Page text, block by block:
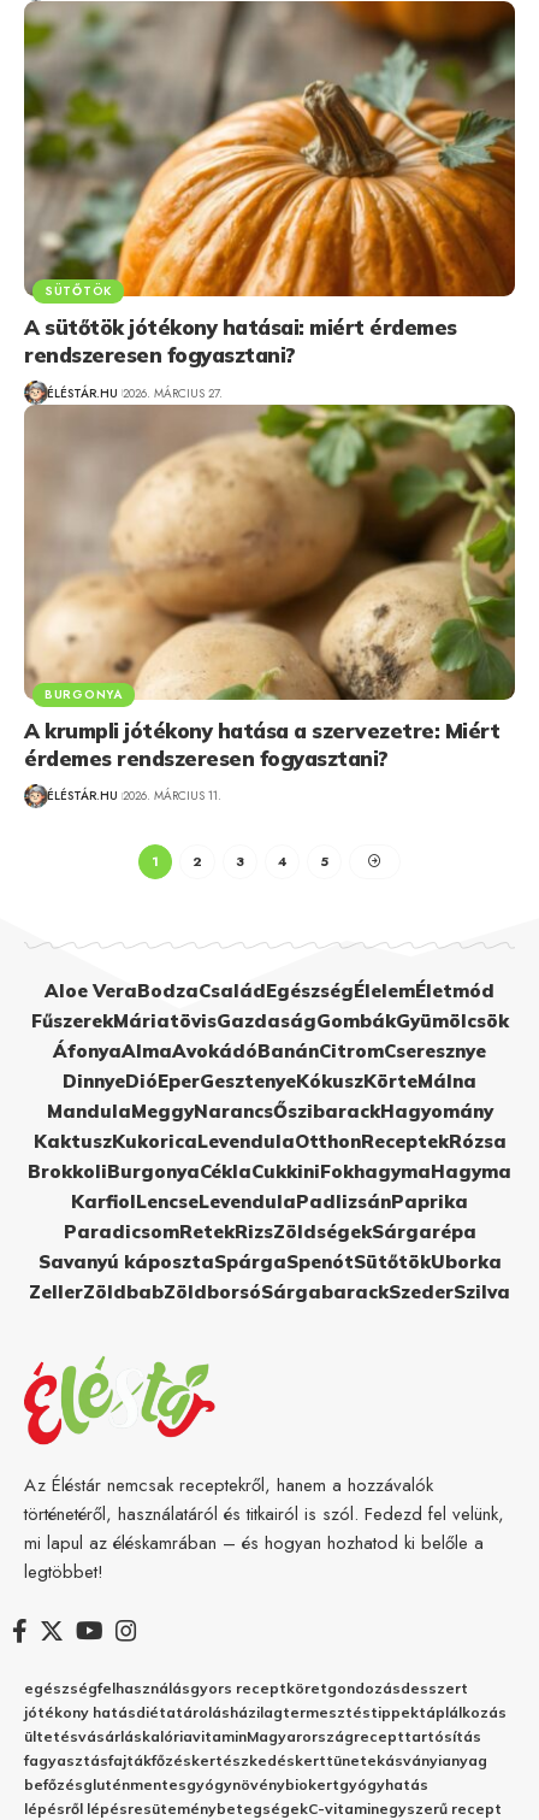
SÜTŐTÖK
A sütőtök jótékony hatásai: miért érdemes
rendszeresen fogyasztani?
ÉLÉSTÁR.HU 2026. MÁRCIUS 27.
BURGONYA
A krumpli jótékony hatása a szervezetre: Miért
érdemes rendszeresen fogyasztani?
ÉLÉSTÁR.HU 2026. MÁRCIUS 11.
1 2 3 4 5
Aloe VeraBodzaCsaládEgészségÉlelemÉletmód
FűszerekMáriatövisGazdaságGombákGyümölcsök
ÁfonyaAlmaAvokádóBanánCitromCseresznye
DinnyeDióEperGesztenyeKókuszKörteMálna
MandulaMeggyNarancsŐszibarackHagyomány
KaktuszKukoricaLevendulaOtthonReceptekRózsa
BrokkoliBurgonyaCéklaCukkiniFokhagymaHagyma
KarfiolLencseLevendulaPadlizsánPaprika
ParadicsomRetekRizsZöldségekSárgarépa
Savanyú káposztaSpárgaSpenótSütőtökUborka
ZellerZöldbabZöldborsóSárgabarackSzederSzilva
Az Éléstár nemcsak receptekről, hanem a hozzávalók
történetéről, használatáról és titkairól is szól. Fedezd fel velünk,
mi lapul az éléskamrában – és hogyan hozhatod ki belőle a
legtöbbet!
egészségfelhasználásgyors receptköretgondozásdesszert
jótékony hatásdiétatárolásházilagtermesztéstippektáplálkozás
ültetésvásárláskalóriavitaminMagyarországrecepttartósítás
fagyasztásfajtákfőzéskertészkedéskerttünetekásványianyag
befőzésgluténmentesgyógynövénybiokertgyógyhatás
lépésről lépésresüteménybetegségekC-vitaminegyszerű recept